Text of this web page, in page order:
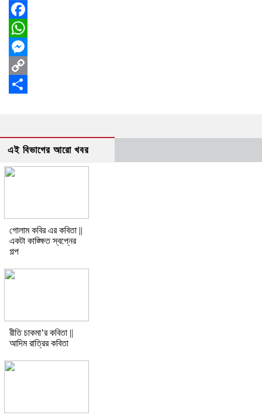
Facebook
WhatsApp
Messenger
Copy
এই বিভাগের আরো খবর
গোলাম কবির এর কবিতা ||
একটা কাঙ্ক্ষিত স্বপ্নের
গল্প
রীতি চাকমা’র কবিতা ||
আদিম রাত্রির কবিতা